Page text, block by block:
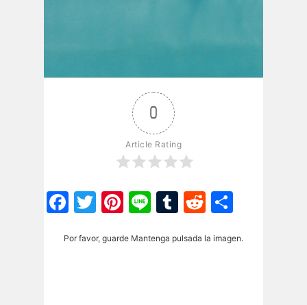
0
Article Rating
Facebook
Twitter
Pinterest
LineTumblr
Reddit
Por favor, guarde Mantenga pulsada la imagen.